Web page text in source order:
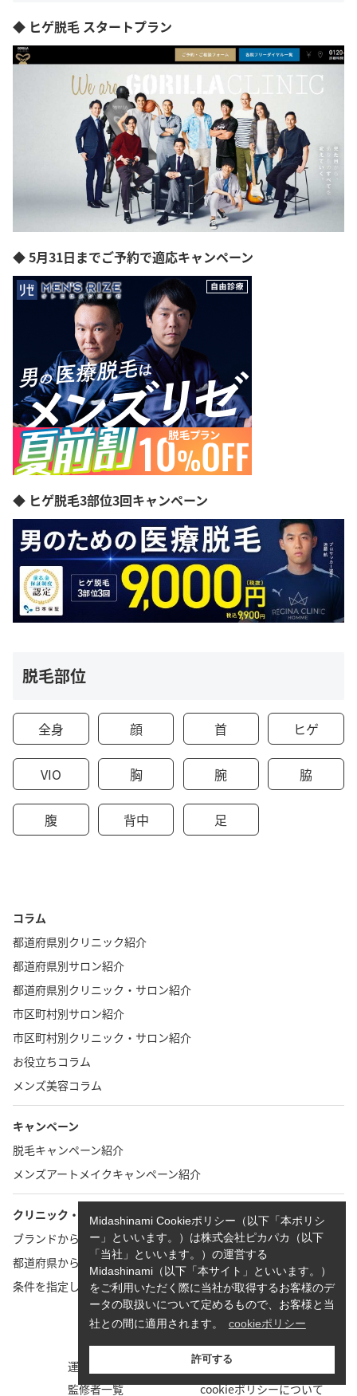
◆ ヒゲ脱毛 スタートプラン
◆ 5月31日までご予約で適応キャンペーン
◆ ヒゲ脱毛3部位3回キャンペーン
脱毛部位
全身 顔 首 ヒゲ
VIO 胸 腕 脇
腹 背中 足
コラム
都道府県別クリニック紹介
都道府県別サロン紹介
都道府県別クリニック・サロン紹介
市区町村別サロン紹介
市区町村別クリニック・サロン紹介
お役立ちコラム
メンズ美容コラム
キャンペーン
脱毛キャンペーン紹介
メンズアートメイクキャンペーン紹介
クリニック・サロン検索
ブランドから探す
都道府県から探す
条件を指定して探す
TOP
お問い合わせ
運営者情報
監修者一覧
cookieポリシーについて
Midashinami Cookieポリシー（以下「本ポリシ
ー」といいます。）は株式会社ピカパカ（以下
「当社」といいます。）の運営する
Midashinami（以下「本サイト」といいます。）
をご利用いただく際に当社が取得するお客様のデ
ータの取扱いについて定めるもので、お客様と当
社との間に適用されます。
cookieポリシー
許可する